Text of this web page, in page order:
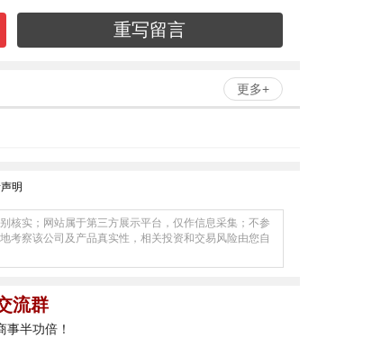
更多+
明
核实；网站属于第三方展示平台，仅作信息采集；不参
考察该公司及产品真实性，相关投资和交易风险由您自
流群
半功倍！